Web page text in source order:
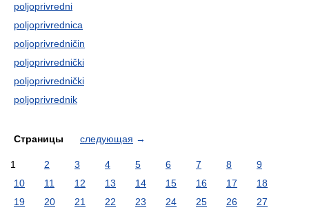
poljoprivredni
poljoprivrednica
poljoprivredničin
poljoprivrednički
poljoprivrednički
poljoprivrednik
Страницы следующая →
1 2 3 4 5 6 7 8
9
10
11 12 13 14 15 16 17
18
19
20 21 22 23 24 25 26 27